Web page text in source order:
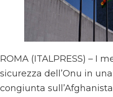
ROMA (ITALPRESS) – I
sicurezza dell’Onu in
congiunta